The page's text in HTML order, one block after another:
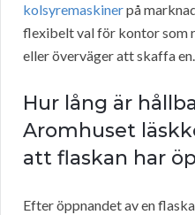
kolsyremaskinerpå
flexibelt val för kontor som
eller överväger att skaffa en.
Hur lång är
Aromhuset
att flaskan har
Efter öppnandet av en flaska